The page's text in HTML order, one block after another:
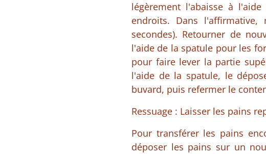
légèrement l'abaisse à
endroits. Dans
secondes). Retourner de
l'aide de la spatule pour les
pour faire lever la partie
l'aide de la spatule, le
buvard, puis refermer le
Ressuage : Laisser les pains
Pour transférer les pains
déposer les pains sur un